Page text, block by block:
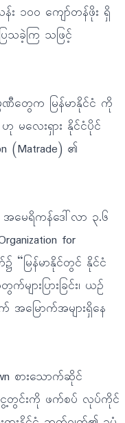
၁၀၀ ကျော်တန်ဖိုး ရှိ
ြသခဲ့ကြ သဖြင့်
ဏီတွေက မြန်မာနိုင်ငံ ကို
လေးရှား နိုင်ငံပိုင်
(Matrade) ၏
အမေရိကန်ဒေါ်လာ ၃.၆
for
၌ “မြန်မာနိုင်တွင် နိုင်ငံ
ားပြားခြင်း၊ ယဉ်
အမြောက်အများရှိနေ
စားသောက်ဆိုင်
ငွေ့တွင်းကို ဖက်စပ် လုပ်ကိုင်